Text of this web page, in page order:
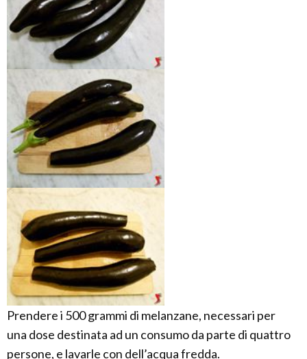
Prendere i 500 grammi di melanzane, necessari per
una dose destinata ad un consumo da parte di quattro
persone, e lavarle con dell’acqua fredda.